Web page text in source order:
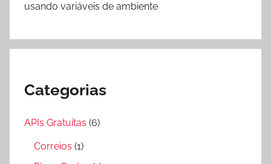
usando variáveis de ambiente
Categorias
APIs Gratuitas (6)
Correios (1)